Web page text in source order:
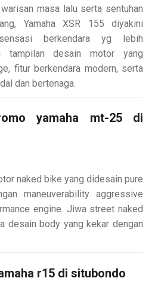
masa lalu serta sentuhan
Yamaha XSR 155 diyakini
berkendara yg lebih
tampilan desain motor yang
fitur berkendara modern, serta
dan bertenaga.
yamaha mt-25 di
naked bike yang didesain pure
maneuverability aggressive
engine. Jiwa street naked
desain body yang kekar dengan
r15 di situbondo